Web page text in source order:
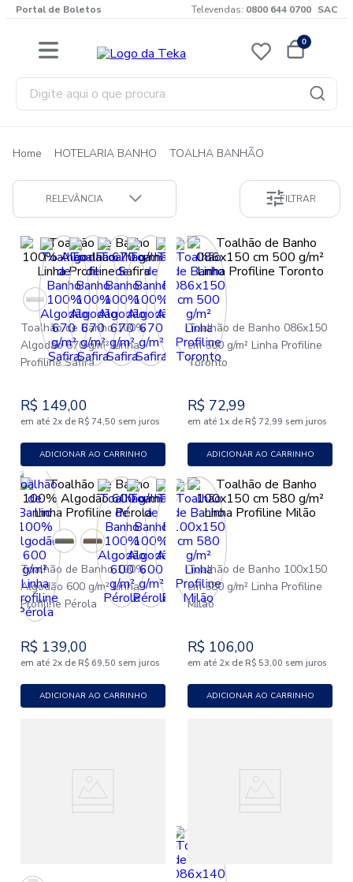
Portal de Boletos Televendas: 0800 644 0700 SAC
0
Digite aqui o que procura
HOTELARIA BANHO TOALHA BANHÃO
RELEVÂNCIA FILTRAR
Toalhão de Banho 100%
Algodão 670 g/m² Linha
Profiline Safira
R$ 149,00
em até 2x de R$ 74,50 sem juros
ADICIONAR AO CARRINHO
Toalhão de Banho 086x150
cm 500 g/m² Linha Profiline
Toronto
R$ 72,99
em até 1x de R$ 72,99 sem juros
ADICIONAR AO CARRINHO
Toalhão de Banho 100%
Algodão 600 g/m² Linha
Profiline Pérola
R$ 139,00
em até 2x de R$ 69,50 sem juros
ADICIONAR AO CARRINHO
Toalhão de Banho 100x150
cm 580 g/m² Linha Profiline
Milão
R$ 106,00
em até 2x de R$ 53,00 sem juros
ADICIONAR AO CARRINHO